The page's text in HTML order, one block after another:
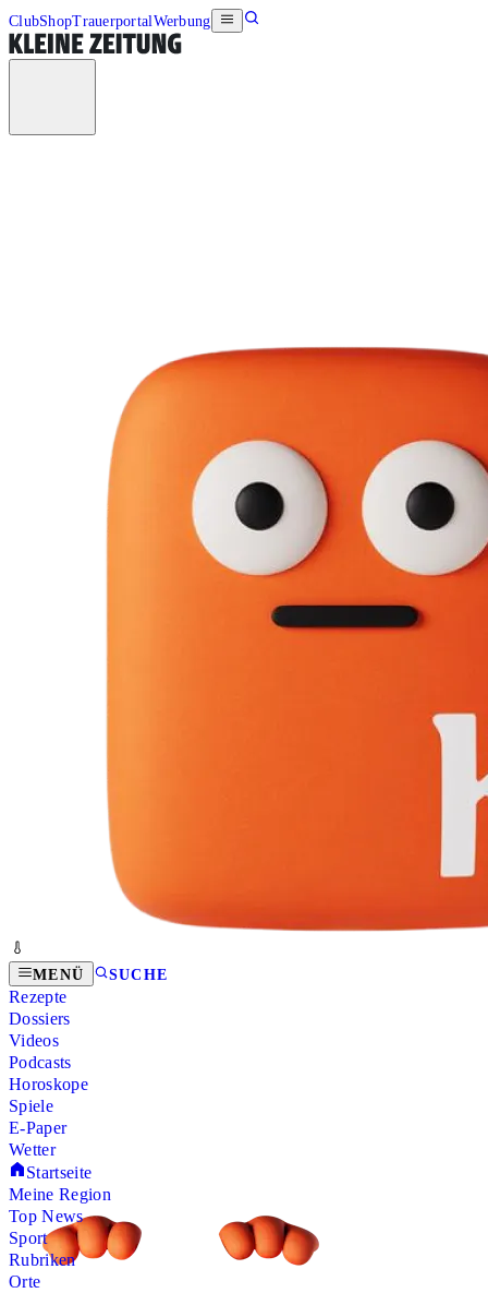
ClubShopTrauerportalWerbung
MENÜ SUCHE
Rezepte
Dossiers
Videos
Podcasts
Horoskope
Spiele
E-Paper
Wetter
Startseite
Meine Region
Top News
Sport
Rubriken
Orte